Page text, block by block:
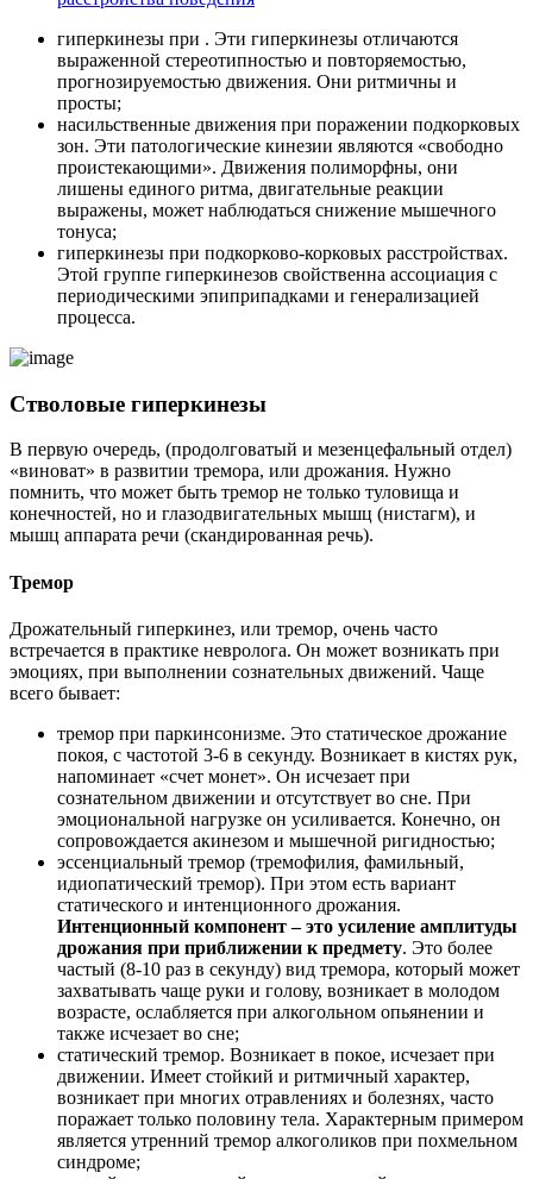
гиперкинезы при . Эти гиперкинезы отличаются
выраженной стереотипностью и повторяемостью,
прогнозируемостью движения. Они ритмичны и
просты;
насильственные движения при поражении подкорковых
зон. Эти патологические кинезии являются «свободно
проистекающими». Движения полиморфны, они
лишены единого ритма, двигательные реакции
выражены, может наблюдаться снижение мышечного
тонуса;
гиперкинезы при подкорково-корковых расстройствах.
Этой группе гиперкинезов свойственна ассоциация с
периодическими эпиприпадками и генерализацией
процесса.
Стволовые гиперкинезы
В первую очередь, (продолговатый и мезенцефальный отдел)
«виноват» в развитии тремора, или дрожания. Нужно
помнить, что может быть тремор не только туловища и
конечностей, но и глазодвигательных мышц (нистагм), и
мышц аппарата речи (скандированная речь).
Тремор
Дрожательный гиперкинез, или тремор, очень часто
встречается в практике невролога. Он может возникать при
эмоциях, при выполнении сознательных движений. Чаще
всего бывает:
тремор при паркинсонизме. Это статическое дрожание
покоя, с частотой 3-6 в секунду. Возникает в кистях рук,
напоминает «счет монет». Он исчезает при
сознательном движении и отсутствует во сне. При
эмоциональной нагрузке он усиливается. Конечно, он
сопровождается акинезом и мышечной ригидностью;
эссенциальный тремор (тремофилия, фамильный,
идиопатический тремор). При этом есть вариант
статического и интенционного дрожания.
Интенционный компонент – это усиление амплитуды
дрожания при приближении к предмету. Это более
частый (8-10 раз в секунду) вид тремора, который может
захватывать чаще руки и голову, возникает в молодом
возрасте, ослабляется при алкогольном опьянении и
также исчезает во сне;
статический тремор. Возникает в покое, исчезает при
движении. Имеет стойкий и ритмичный характер,
возникает при многих отравлениях и болезнях, часто
поражает только половину тела. Характерным примером
является утренний тремор алкоголиков при похмельном
синдроме;